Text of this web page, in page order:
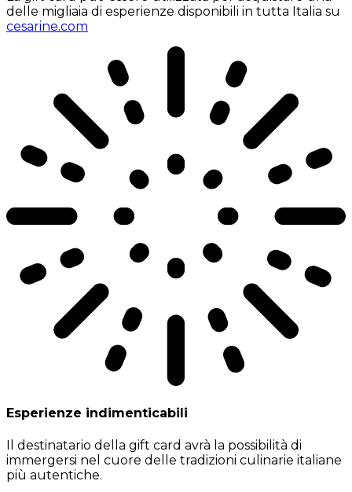
delle migliaia di esperienze disponibili in tutta Italia su
cesarine.com
Esperienze indimenticabili
Il destinatario della gift card avrà la possibilità di
immergersi nel cuore delle tradizioni culinarie italiane
più autentiche.